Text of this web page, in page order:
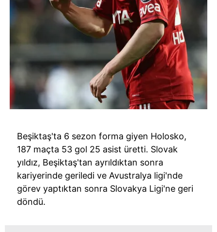
Beşiktaş'ta 6 sezon forma giyen Holosko,
187 maçta 53 gol 25 asist üretti. Slovak
yıldız, Beşiktaş'tan ayrıldıktan sonra
kariyerinde geriledi ve Avustralya ligi'nde
görev yaptıktan sonra Slovakya Ligi'ne geri
döndü.